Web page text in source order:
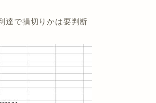
達で損切りかは要判断